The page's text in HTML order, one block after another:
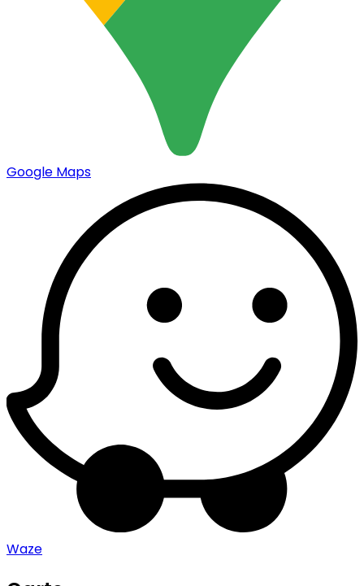
Google Maps
Waze